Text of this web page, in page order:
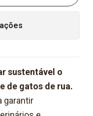
sustentável o
de gatos de rua.
garantir